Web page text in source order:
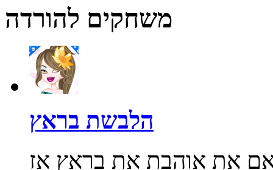
משחקים להורדה
הלבשת בראץ